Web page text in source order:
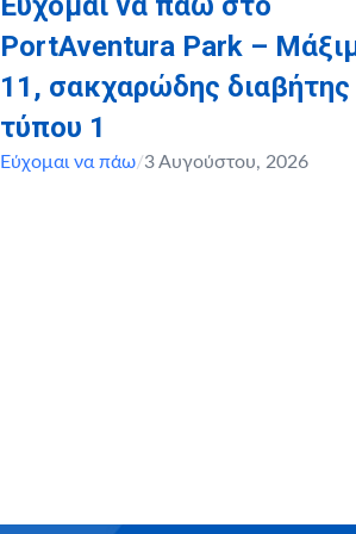
PortAventura Park –
11, σακχαρώδης διαβήτης
τύπου 1
Εύχομαι να πάω/3 Αυγούστου, 2026